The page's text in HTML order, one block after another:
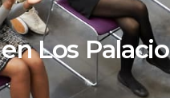
Los